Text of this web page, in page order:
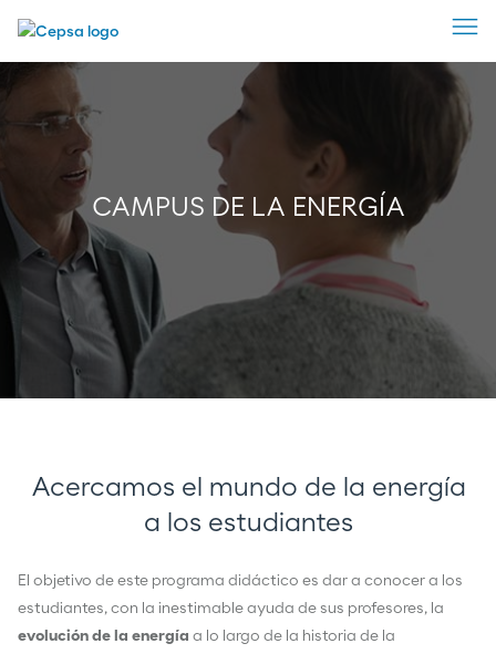
CAMPUS DE LA ENERGÍA
Acercamos el mundo de la energía
a los estudiantes
El objetivo de este programa didáctico es dar a conocer a los
estudiantes, con la inestimable ayuda de sus profesores, la
evolución de la energía a lo largo de la historia de la